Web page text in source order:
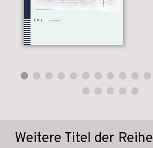
Weitere Titel der Reihe